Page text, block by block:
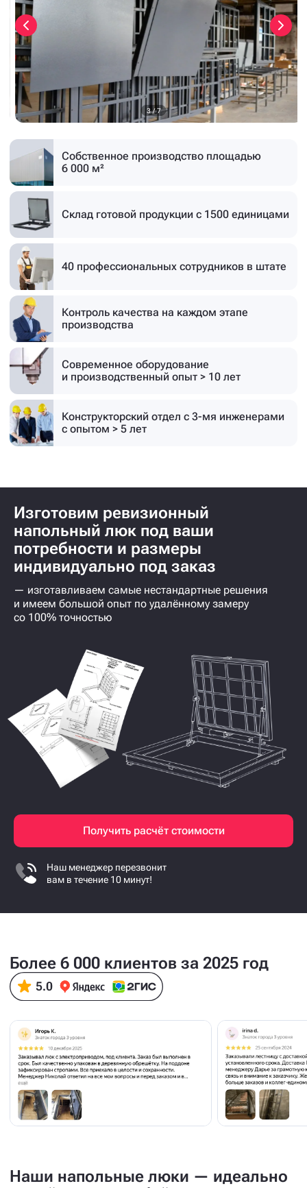
3 / 7
Собственное производство площадью
6 000 м²
Склад готовой продукции с 1500 единицами
40 профессиональных сотрудников в штате
Контроль качества на каждом этапе
производства
Современное оборудование
и производственный опыт > 10 лет
Конструкторский отдел с 3-мя инженерами
с опытом > 5 лет
Изготовим ревизионный
напольный люк под ваши
потребности и размеры
индивидуально под заказ
— изготавливаем самые нестандартные решения
и имеем большой опыт по удалённому замеру
со 100% точностью
Получить расчёт стоимости
Наш менеджер перезвонит
вам в течение 10 минут!
Более 6 000 клиентов за 2025 год
Наши напольные люки — идеально